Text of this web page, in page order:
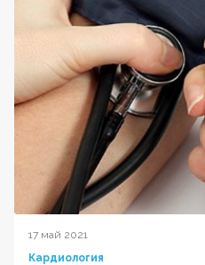
17 май 2021
Кардиология